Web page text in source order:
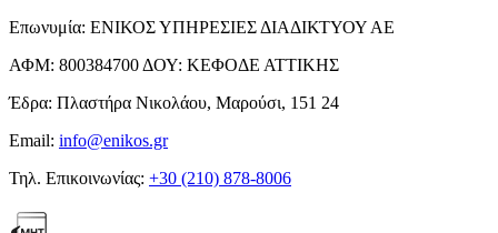
Επωνυμία: ΕΝΙΚΟΣ ΥΠΗΡΕΣΙΕΣ ΔΙΑΔΙΚΤΥΟΥ ΑΕ
ΑΦΜ: 800384700 ΔΟΥ: ΚΕΦΟΔΕ ΑΤΤΙΚΗΣ
Έδρα: Πλαστήρα Νικολάου, Μαρούσι, 151 24
Email: info@enikos.gr
Τηλ. Επικοινωνίας: +30 (210) 878-8006